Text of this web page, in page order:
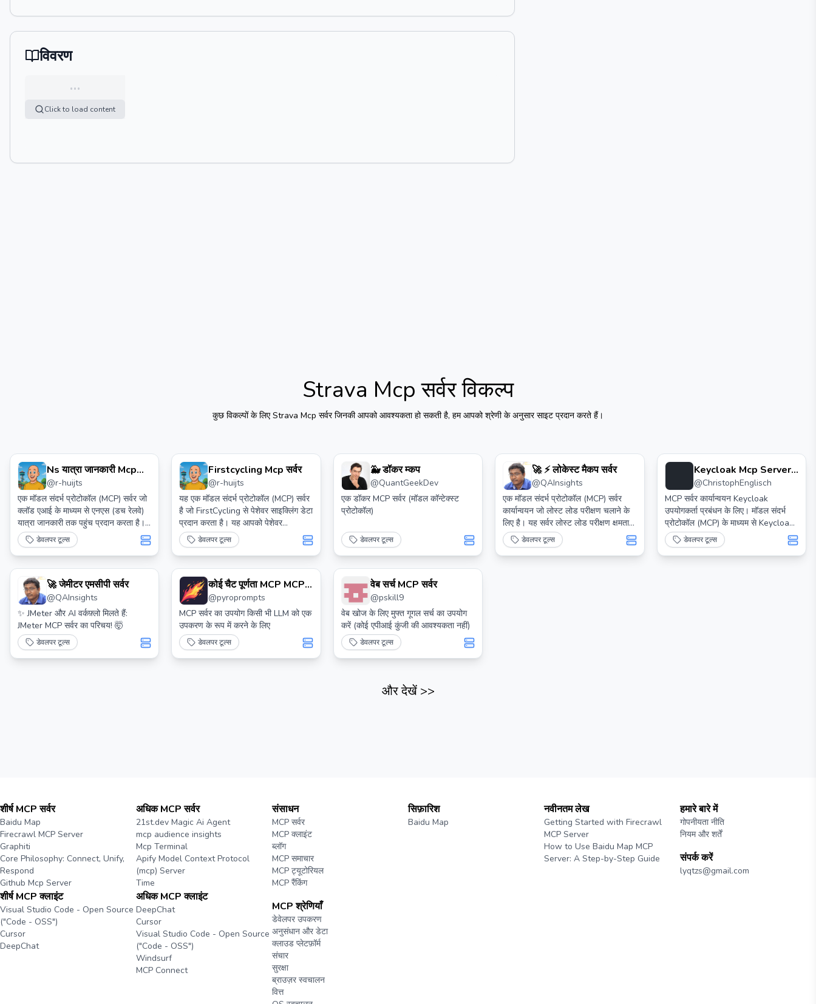
विवरण
…
Click to load content
Strava Mcp सर्वरविकल्प
कुछ विकल्पों के लिएStrava Mcp सर्वरजिनकी आपको आवश्यकता हो सकती है, हम आपको श्रेणी के अनुसार साइट प्रदान करते हैं।
Ns यात्रा जानकारी Mcp
सर्वर
@r-huijts
एक मॉडल संदर्भ प्रोटोकॉल (MCP) सर्वर जो
क्लॉड एआई के माध्यम से एनएस (डच रेलवे)
यात्रा जानकारी तक पहुंच प्रदान करता है।
यह सर्वर क्लॉड को आधिकारिक डच एनएस
एपीआई का उपयोग करके वास्तविक समय की
ट्रेन यात्रा जानकारी और व्यवधानों को प्राप्त
करने में सक्षम बनाता है।
डेवलपर टूल्स
Firstcycling Mcp सर्वर
@r-huijts
यह एक मॉडल संदर्भ प्रोटोकॉल (MCP) सर्वर
है जो FirstCycling से पेशेवर साइक्लिंग डेटा
प्रदान करता है। यह आपको पेशेवर
साइक्लिस्टों, रेस परिणामों और अधिक के बारे
में जानकारी प्राप्त करने की अनुमति देता है।
डेवलपर टूल्स
🐳 डॉकर म्कप
@QuantGeekDev
एक डॉकर MCP सर्वर (मॉडल कॉन्टेक्स्ट
प्रोटोकॉल)
डेवलपर टूल्स
🚀 ⚡️ लोकेस्ट मैकप सर्वर
@QAInsights
एक मॉडल संदर्भ प्रोटोकॉल (MCP) सर्वर
कार्यान्वयन जो लोस्ट लोड परीक्षण चलाने के
लिए है। यह सर्वर लोस्ट लोड परीक्षण क्षमताओं
को एआई-संचालित विकास वातावरण के साथ
सहज एकीकरण की अनुमति देता है।
डेवलपर टूल्स
Keycloak Mcp Server
Keycloak Mcp सर्वर
@ChristophEnglisch
MCP सर्वर कार्यान्वयन Keycloak
उपयोगकर्ता प्रबंधन के लिए। मॉडल संदर्भ
प्रोटोकॉल (MCP) के माध्यम से Keycloak
उपयोगकर्ताओं और क्षेत्रों के लिए AI-संचालित
प्रशासन को सक्षम बनाता है। स्वचालित
उपयोगकर्ता संचालन के लिए क्लॉड डेस्कटॉप
डेवलपर टूल्स
🚀 जेमीटर एमसीपी सर्वर
@QAInsights
✨ JMeter और AI वर्कफ़्लो मिलते हैं:
JMeter MCP सर्वर का परिचय! 🤯
डेवलपर टूल्स
कोई चैट पूर्णता MCP MCP
सर्वर
@pyroprompts
MCP सर्वर का उपयोग किसी भी LLM को एक
उपकरण के रूप में करने के लिए
डेवलपर टूल्स
वेब सर्च MCP सर्वर
@pskill9
वेब खोज के लिए मुफ्त गूगल सर्च का उपयोग
करें (कोई एपीआई कुंजी की आवश्यकता नहीं)
डेवलपर टूल्स
और देखें>>
शीर्ष MCP सर्वर
Baidu Map
Firecrawl MCP Server
Graphiti
Core Philosophy: Connect, Unify,
Respond
Github Mcp Server
शीर्ष MCP क्लाइंट
Visual Studio Code - Open Source
("Code - OSS")
Cursor
DeepChat
अधिक MCP सर्वर
21st.dev Magic Ai Agent
mcp audience insights
Mcp Terminal
Apify Model Context Protocol
(mcp) Server
Time
अधिक MCP क्लाइंट
DeepChat
Cursor
Visual Studio Code - Open Source
("Code - OSS")
Windsurf
MCP Connect
संसाधन
MCP सर्वर
MCP क्लाइंट
ब्लॉग
MCP समाचार
MCP ट्यूटोरियल
MCP रैंकिंग
MCP श्रेणियाँ
डेवेलपर उपकरण
अनुसंधान और डेटा
क्लाउड प्लेटफ़ॉर्म
संचार
सुरक्षा
ब्राउज़र स्वचालन
वित्त
सिफ़ारिश
Baidu Map
नवीनतम लेख
Getting Started with Firecrawl
MCP Server
How to Use Baidu Map MCP
Server: A Step-by-Step Guide
हमारे बारे में
गोपनीयता नीति
नियम और शर्तें
संपर्क करें
lyqtzs@gmail.com